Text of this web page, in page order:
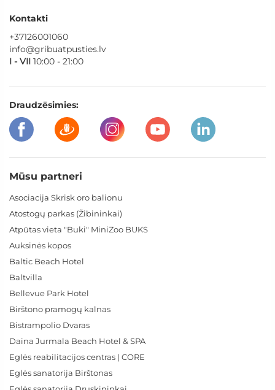
Kontakti
+37126001060
info@gribuatpusties.lv
I - VII 10:00 - 21:00
Draudzēsimies:
Mūsu partneri
Asociacija Skrisk oro balionu
Atostogų parkas (Žibininkai)
Atpūtas vieta "Buki" MiniZoo BUKS
Auksinės kopos
Baltic Beach Hotel
Baltvilla
Bellevue Park Hotel
Birštono pramogų kalnas
Bistrampolio Dvaras
Daina Jurmala Beach Hotel & SPA
Eglės reabilitacijos centras | CORE
Eglės sanatorija Birštonas